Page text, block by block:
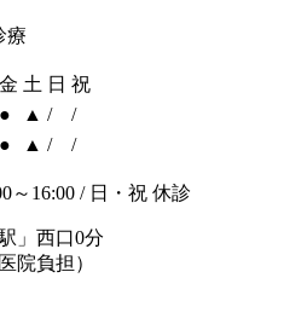
金 土 日 祝
● ▲ /
/
● ▲ / /
～16:00 / 日・祝 休診